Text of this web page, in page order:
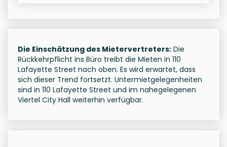
Die Einschätzung des Mietervertreters: Die
Rückkehrpflicht ins Büro treibt die Mieten in 110
Lafayette Street nach oben. Es wird erwartet, dass
sich dieser Trend fortsetzt. Untermietgelegenheiten
sind in 110 Lafayette Street und im nahegelegenen
Viertel City Hall weiterhin verfügbar.